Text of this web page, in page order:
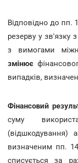
Відповідно до пп.
резерву у зв'язку
з вимогами
змінює
випадків,
Фінансовий
суму
(відшкодування)
визначеним пп.
списується за